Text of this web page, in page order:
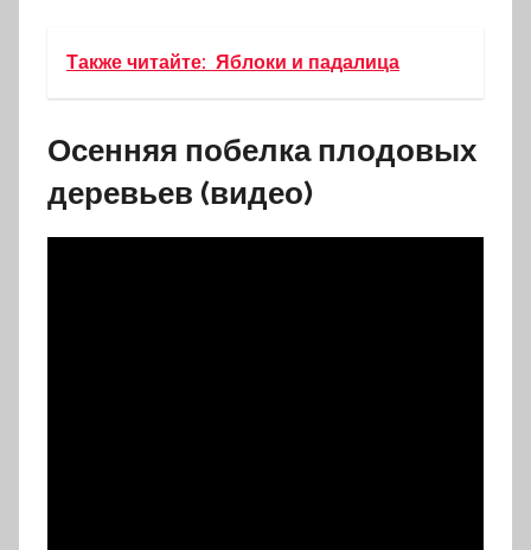
Также читайте: Яблоки и падалица
Осенняя побелка плодовых
деревьев (видео)